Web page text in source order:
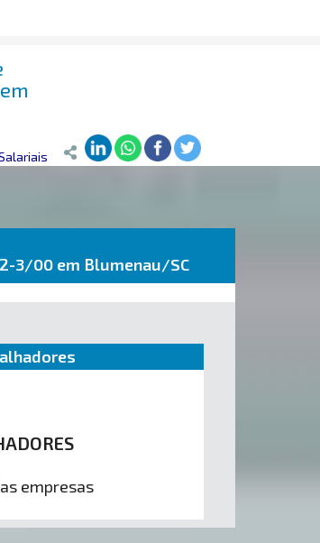
3/00 em Blumenau/SC
empresas